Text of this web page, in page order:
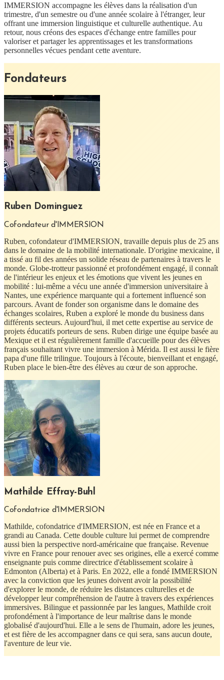
IMMERSION accompagne les élèves dans la réalisation d'un
trimestre, d'un semestre ou d'une année scolaire à l'étranger, leur
offrant une immersion linguistique et culturelle authentique. Au
retour, nous créons des espaces d'échange entre familles pour
valoriser et partager les apprentissages et les transformations
personnelles vécues pendant cette aventure.
Fondateurs
Ruben Dominguez
Cofondateur d'IMMERSION
Ruben, cofondateur d'IMMERSION, travaille depuis plus de 25 ans
dans le domaine de la mobilité internationale. D'origine mexicaine, il
a tissé au fil des années un solide réseau de partenaires à travers le
monde. Globe-trotteur passionné et profondément engagé, il connaît
de l'intérieur les enjeux et les émotions que vivent les jeunes en
mobilité : lui-même a vécu une année d'immersion universitaire à
Nantes, une expérience marquante qui a fortement influencé son
parcours. Avant de fonder son organisme dans le domaine des
échanges scolaires, Ruben a exploré le monde du business dans
différents secteurs. Aujourd'hui, il met cette expertise au service de
projets éducatifs porteurs de sens. Ruben dirige une équipe basée au
Mexique et il est régulièrement famille d'accueille pour des élèves
français souhaitant vivre une immersion à Mérida. Il est aussi le fière
papa d'une fille trilingue. Toujours à l'écoute, bienveillant et engagé,
Ruben place le bien-être des élèves au cœur de son approche.
Mathilde Effray-Buhl
Cofondatrice d'IMMERSION
Mathilde, cofondatrice d'IMMERSION, est née en France et a
grandi au Canada. Cette double culture lui permet de comprendre
aussi bien la perspective nord-américaine que française. Revenue
vivre en France pour renouer avec ses origines, elle a exercé comme
enseignante puis comme directrice d'établissement scolaire à
Edmonton (Alberta) et à Paris. En 2022, elle a fondé IMMERSION
avec la conviction que les jeunes doivent avoir la possibilité
d'explorer le monde, de réduire les distances culturelles et de
développer leur compréhension de l'autre à travers des expériences
immersives. Bilingue et passionnée par les langues, Mathilde croit
profondément à l'importance de leur maîtrise dans le monde
globalisé d'aujourd'hui. Elle a le sens de l'humain, adore les jeunes,
et est fière de les accompagner dans ce qui sera, sans aucun doute,
l'aventure de leur vie.